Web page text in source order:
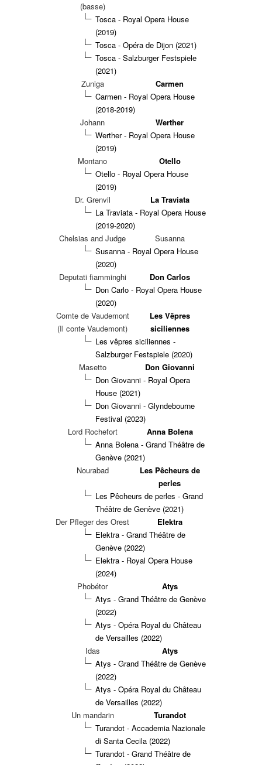
(basse)
Tosca - Royal Opera House
(2019)
Tosca - Opéra de Dijon (2021)
Tosca - Salzburger Festspiele
(2021)
Zuniga
Carmen
Carmen - Royal Opera House
(2018-2019)
Johann
Werther
Werther - Royal Opera House
(2019)
Montano
Otello
Otello - Royal Opera House
(2019)
Dr. Grenvil
La Traviata
La Traviata - Royal Opera House
(2019-2020)
Chelsias and Judge
Susanna
Susanna - Royal Opera House
(2020)
Deputati fiamminghi
Don Carlos
Don Carlo - Royal Opera House
(2020)
Comte de Vaudemont
(Il conte Vaudemont)
Les Vêpres
siciliennes
Les vêpres siciliennes -
Salzburger Festspiele (2020)
Masetto
Don Giovanni
Don Giovanni - Royal Opera
House (2021)
Don Giovanni - Glyndebourne
Festival (2023)
Lord Rochefort
Anna Bolena
Anna Bolena - Grand Théâtre de
Genève (2021)
Nourabad
Les Pêcheurs de
perles
Les Pêcheurs de perles - Grand
Théâtre de Genève (2021)
Der Pfleger des Orest
Elektra
Elektra - Grand Théâtre de
Genève (2022)
Elektra - Royal Opera House
(2024)
Phobétor
Atys
Atys - Grand Théâtre de Genève
(2022)
Atys - Opéra Royal du Château
de Versailles (2022)
Idas
Atys
Atys - Grand Théâtre de Genève
(2022)
Atys - Opéra Royal du Château
de Versailles (2022)
Un mandarin
Turandot
Turandot - Accademia Nazionale
di Santa Cecila (2022)
Turandot - Grand Théâtre de